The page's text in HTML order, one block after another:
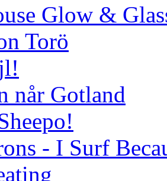
Glow &
Torö
når Gotland
- I Surf